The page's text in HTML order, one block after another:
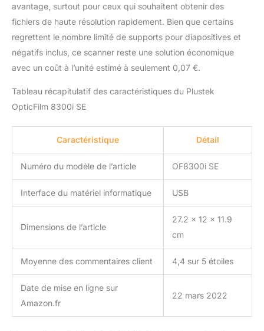
avantage, surtout pour ceux qui souhaitent obtenir des
fichiers de haute résolution rapidement. Bien que certains
regrettent le nombre limité de supports pour diapositives et
négatifs inclus, ce scanner reste une solution économique
avec un coût à l’unité estimé à seulement 0,07 €.
Tableau récapitulatif des caractéristiques du Plustek
OpticFilm 8300i SE
Caractéristique Détail
Numéro du modèle de l’article OF8300i SE
Interface du matériel informatique USB
Dimensions de l’article
27.2 x 12 x 11.9
cm
Moyenne des commentaires client 4,4 sur 5 étoiles
Date de mise en ligne sur
Amazon.fr
22 mars 2022